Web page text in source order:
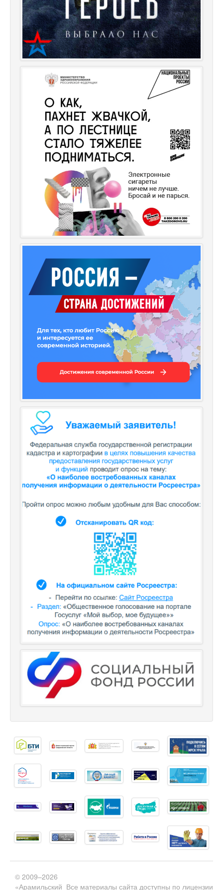
Все материалы сайта доступны по лицензии
© 2009–2026
«Арамильский